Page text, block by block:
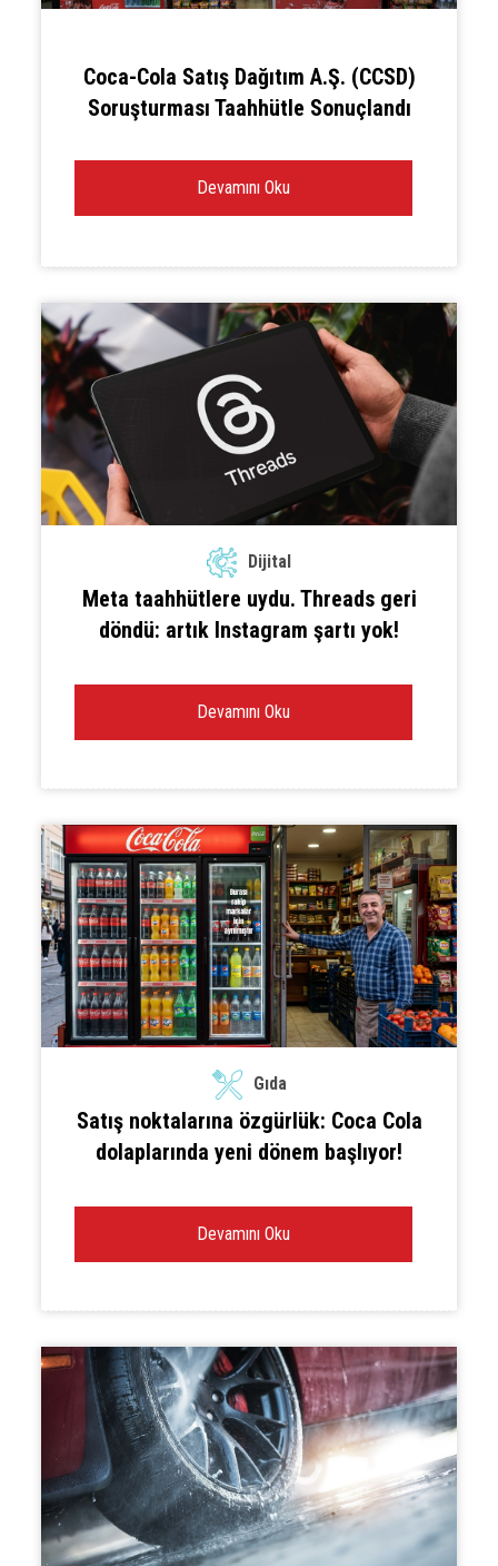
Coca-Cola Satış Dağıtım A.Ş. (CCSD)
Soruşturması Taahhütle Sonuçlandı
Devamını Oku
Dijital
Meta taahhütlere uydu. Threads geri
döndü: artık Instagram şartı yok!
Devamını Oku
Gıda
Satış noktalarına özgürlük: Coca Cola
dolaplarında yeni dönem başlıyor!
Devamını Oku